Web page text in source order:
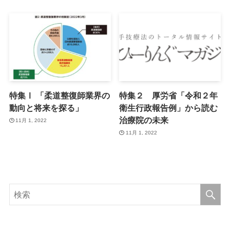
特集Ⅰ 「柔道整復師業界の
動向と将来を探る」
11月 1, 2022
特集２ 厚労省「令和２年
衛生行政報告例」から読む
治療院の未来
11月 1, 2022